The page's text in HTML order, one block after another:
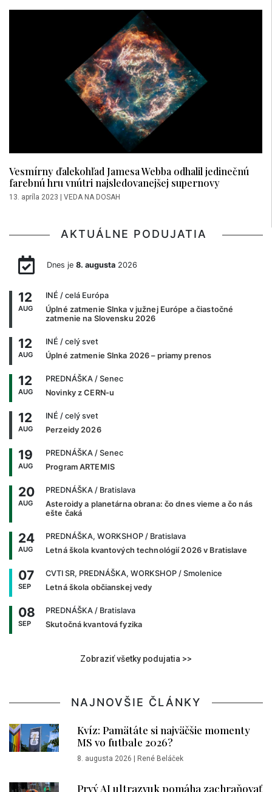
Vesmírny ďalekohľad Jamesa Webba odhalil jedinečnú
farebnú hru vnútri najsledovanejšej supernovy
13. apríla 2023 VEDA NA DOSAH
AKTUÁLNE PODUJATIA
Dnes je 8. augusta2026
12
AUG
INÉ / celá Európa
Úplné zatmenie Slnka v južnej Európe a čiastočné
zatmenie na Slovensku 2026
12
AUG
INÉ / celý svet
Úplné zatmenie Slnka 2026 – priamy prenos
12
AUG
PREDNÁŠKA / Senec
Novinky z CERN-u
12
AUG
INÉ / celý svet
Perzeidy 2026
19
AUG
PREDNÁŠKA / Senec
Program ARTEMIS
20
AUG
PREDNÁŠKA / Bratislava
Asteroidy a planetárna obrana: čo dnes vieme a čo nás
ešte čaká
24
AUG
PREDNÁŠKA, WORKSHOP / Bratislava
Letná škola kvantových technológií 2026 v Bratislave
07
SEP
CVTI SR, PREDNÁŠKA, WORKSHOP / Smolenice
Letná škola občianskej vedy
08
SEP
PREDNÁŠKA / Bratislava
Skutočná kvantová fyzika
Zobraziť všetky podujatia >>
NAJNOVŠIE ČLÁNKY
Kvíz: Pamätáte si najväčšie momenty
MS vo futbale 2026?
8. augusta 2026 | René Beláček
Prvý AI ultrazvuk pomáha zachraňovať